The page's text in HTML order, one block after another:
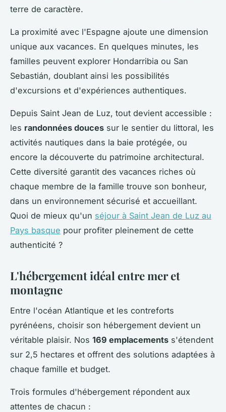
terre de caractère.
La proximité avec l'Espagne ajoute une dimension
unique aux vacances. En quelques minutes, les
familles peuvent explorer Hondarribia ou San
Sebastián, doublant ainsi les possibilités
d'excursions et d'expériences authentiques.
Depuis Saint Jean de Luz, tout devient accessible :
les randonnées douces sur le sentier du littoral, les
activités nautiques dans la baie protégée, ou
encore la découverte du patrimoine architectural.
Cette diversité garantit des vacances riches où
chaque membre de la famille trouve son bonheur,
dans un environnement sécurisé et accueillant.
Quoi de mieux qu'un séjour à Saint Jean de Luz au
Pays basque pour profiter pleinement de cette
authenticité ?
L'hébergement idéal entre mer et
montagne
Entre l'océan Atlantique et les contreforts
pyrénéens, choisir son hébergement devient un
véritable plaisir. Nos 169 emplacements s'étendent
sur 2,5 hectares et offrent des solutions adaptées à
chaque famille et budget.
Trois formules d'hébergement répondent aux
attentes de chacun :